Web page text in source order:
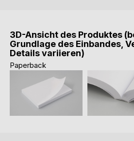
3D-Ansicht des Produktes
Grundlage des Einbandes,
Details variieren)
Paperback